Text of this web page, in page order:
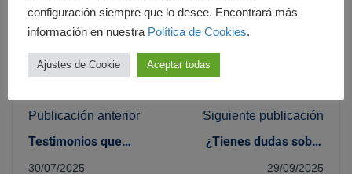
Cedesca
Publicación anterior
Testimonios que
30/07/2025
Siguiente publicación
¿Tienes dudas sobre
29/09/2025
configuración siempre que lo desee. Encontrará más
información en nuestra Política de Cookies.
Ajustes de Cookie Aceptar todas